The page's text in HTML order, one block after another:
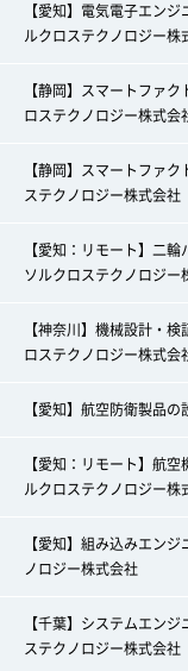
【愛知】電気電子エン
ルクロステクノロジー株
【静岡】スマートファ
ロステクノロジー株式会
【静岡】スマートファ
ステクノロジー株式会社
【愛知：リモート】二
ソルクロステクノロジー
【神奈川】機械設計・
ロステクノロジー株式会
【愛知】航空防衛製品
【愛知：リモート】航
ルクロステクノロジー株
【愛知】組み込みエン
ノロジー株式会社
【千葉】システムエン
ステクノロジー株式会社